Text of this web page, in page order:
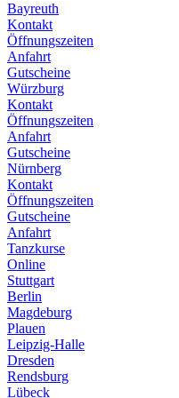
Bayreuth
Kontakt
Öffnungszeiten
Anfahrt
Gutscheine
Würzburg
Kontakt
Öffnungszeiten
Anfahrt
Gutscheine
Nürnberg
Kontakt
Öffnungszeiten
Gutscheine
Anfahrt
Tanzkurse
Online
Stuttgart
Berlin
Magdeburg
Plauen
Leipzig-Halle
Dresden
Rendsburg
Lübeck